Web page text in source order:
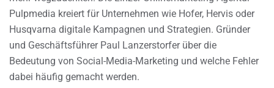
Pulpmedia kreiert für Unternehmen wie Hofer, Hervis oder
Husqvarna digitale Kampagnen und Strategien. Gründer
und Geschäftsführer Paul Lanzerstorfer über die
Bedeutung von Social-Media-Marketing und welche Fehler
dabei häufig gemacht werden.